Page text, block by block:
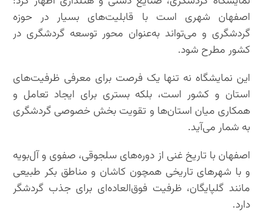
اصفهان شهری است با قابلیت‌های بسیار در حوزه
گردشگری و می‌تواند به‌عنوان محور توسعه گردشگری در
کشور مطرح شود.
این نمایشگاه نه تنها یک فرصت برای معرفی ظرفیت‌های
استان و کشور است، بلکه بستری برای ایجاد تعامل و
همکاری میان استان‌ها و تقویت بخش خصوصی گردشگری
به شمار می‌آید.
اصفهان با تاریخ غنی از دوره‌های سلجوقی، صفوی و آل‌بویه
و با شهرهای تاریخی همچون کاشان و مناطق بکر طبیعی
مانند گلپایگان، ظرفیت فوق‌العاده‌ای برای جذب گردشگر
دارد.